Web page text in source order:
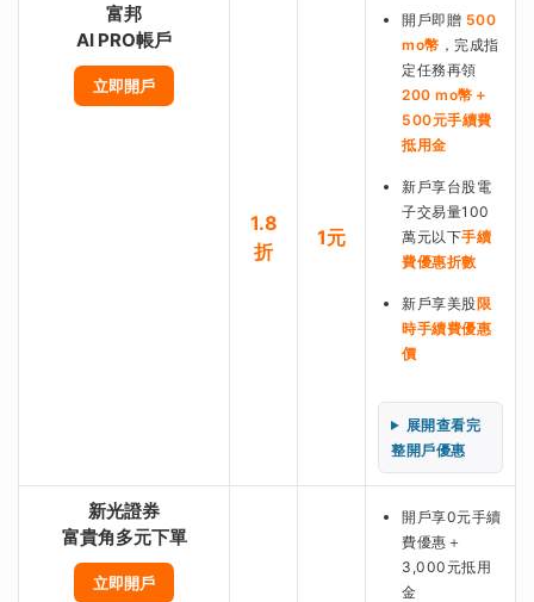
富邦
AI PRO帳戶
立即開戶
1.8
折
1元
開戶即贈 500
mo幣 ，完成指
定任務再領
200 mo幣＋
500元手續費
抵用金
新戶享台股電
子交易量100
萬元以下手續
費優惠折數
新戶享美股限
時手續費優惠
價
展開查看完
整開戶優惠
新光證券
富貴角多元下單
立即開戶
開戶享0元手續
費優惠＋
3,000元抵用
金